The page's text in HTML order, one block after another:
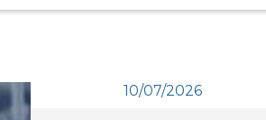
10/07/2026